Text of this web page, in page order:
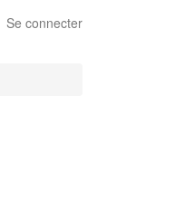
Se connecter